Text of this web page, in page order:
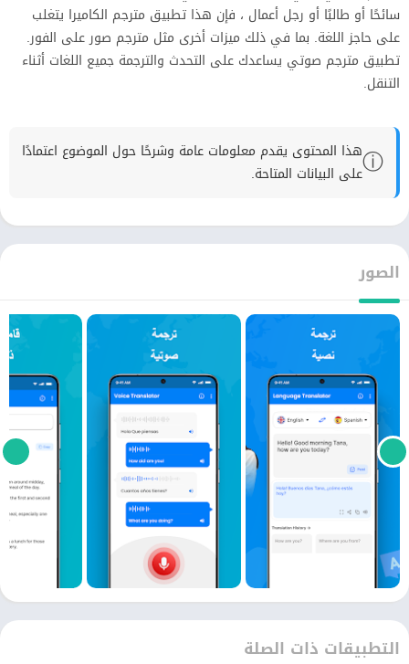
سائحًا أو طالبًا أو رجل أعمال ، فإن هذا تطبيق مترجم الكاميرا يتغلب
على حاجز اللغة. بما في ذلك ميزات أخرى مثل مترجم صور على الفور.
تطبيق مترجم صوتي يساعدك على التحدث والترجمة جميع اللغات أثناء
التنقل.
ⓘهذا المحتوى يقدم معلومات عامة وشرحًا حول الموضوع اعتمادًا
على البيانات المتاحة.
الصور
التطبيقات ذات الصلة